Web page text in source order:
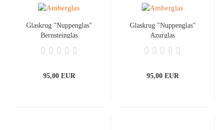
Glaskrug "Nuppenglas"
Bernsteinglas
95,00 EUR
Glaskrug "Nuppenglas"
Azurglas
95,00 EUR